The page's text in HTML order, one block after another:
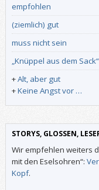
empfohlen
(ziemlich) gut
muss nicht sein
„Knüppel aus dem Sack“
+Alt, aber gut
+Keine Angst vor …
STORYS, GLOSSEN,
Wir empfehlen weiters
mit den Eselsohren“:
Kopf.